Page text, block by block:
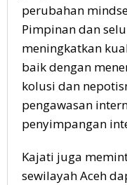
perubahan
Pimpinan dan
meningkatkan
baik dengan
kolusi dan
pengawasan
penyimpangan
Kajati juga
sewilayah Aceh